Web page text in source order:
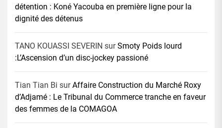
détention : Koné Yacouba en première ligne pour la
dignité des détenus
TANO KOUASSI SEVERIN surSmoty Poids lourd
:L’Ascension d’un disc-jockey passioné
Tian Tian Bi surAffaire Construction du Marché Roxy
d’Adjamé : Le Tribunal du Commerce tranche en faveur
des femmes de la COMAGOA